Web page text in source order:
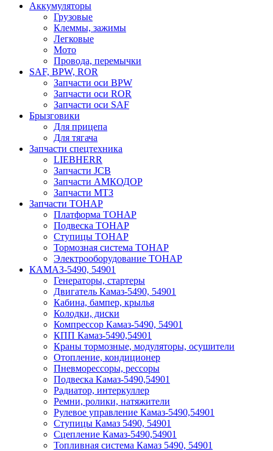
Аккумуляторы
Грузовые
Клеммы, зажимы
Легковые
Мото
Провода, перемычки
SAF, BPW, ROR
Запчасти оси BPW
Запчасти оси ROR
Запчасти оси SAF
Брызговики
Для прицепа
Для тягача
Запчасти спецтехника
LIEBHERR
Запчасти JCB
Запчасти АМКОДОР
Запчасти МТЗ
Запчасти ТОНАР
Платформа ТОНАР
Подвеска ТОНАР
Ступицы ТОНАР
Тормозная система ТОНАР
Электрооборудование ТОНАР
КАМАЗ-5490, 54901
Генераторы, стартеры
Двигатель Камаз-5490, 54901
Кабина, бампер, крылья
Колодки, диски
Компрессор Камаз-5490, 54901
КПП Камаз-5490,54901
Краны тормозные, модуляторы, осушители
Отопление, кондиционер
Пневморессоры, рессоры
Подвеска Камаз-5490,54901
Радиатор, интеркуллер
Ремни, ролики, натяжители
Рулевое управление Камаз-5490,54901
Ступицы Камаз 5490, 54901
Сцепление Камаз-5490,54901
Топливная система Камаз 5490, 54901